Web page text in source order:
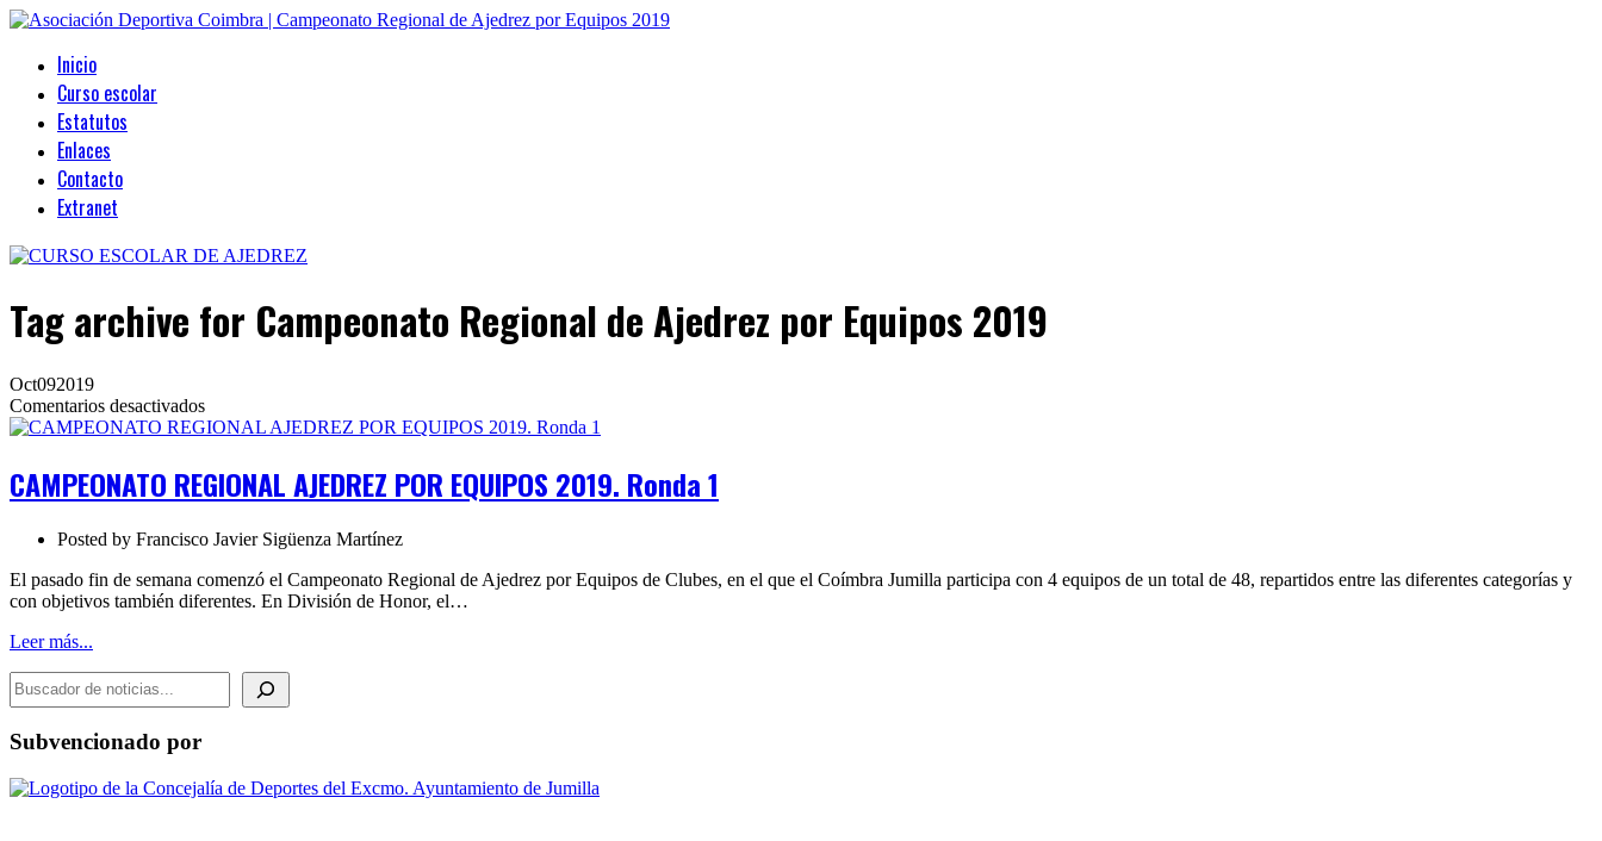
Inicio
Curso escolar
Estatutos
Enlaces
Contacto
Extranet
Tag archive for Campeonato Regional de Ajedrez por Equipos 2019
Oct092019
Comentarios desactivadosen
CAMPEONATO
POR
2019.
1
CAMPEONATO REGIONAL AJEDREZ POR EQUIPOS 2019. Ronda 1
Posted by Francisco Javier Sigüenza Martínez
El pasado fin de semana comenzó el Campeonato Regional de Ajedrez por Equipos de Clubes, en el que el Coímbra Jumilla participa con 4 equipos de un total de 48, repartidos entre las diferentes categorías y
con objetivos también diferentes. En División de Honor, el…
Leer más...
BUSCADOR DE NOTICIAS
Subvencionado por